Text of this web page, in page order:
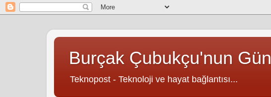
Burçak Çubukçu'nun
Teknopost - Teknoloji ve hayat bağlantısı...